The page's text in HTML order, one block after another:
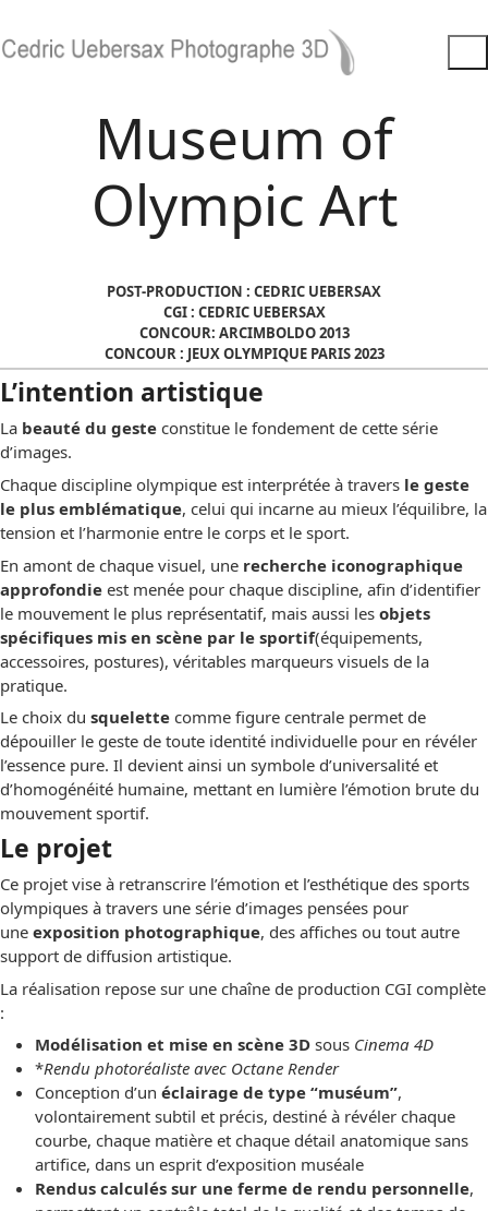
Museum of
Olympic Art
POST-PRODUCTION : CEDRIC UEBERSAX
CGI : CEDRIC UEBERSAX
CONCOUR: ARCIMBOLDO2013
CONCOUR : JEUX OLYMPIQUE PARIS 2023
L’intention artistique
La beauté du geste constitue le fondement de cette série
d’images.
Chaque discipline olympique est interprétée à travers le geste
le plus emblématique, celui qui incarne au mieux l’équilibre, la
tension et l’harmonie entre le corps et le sport.
En amont de chaque visuel, une recherche iconographique
approfondie est menée pour chaque discipline, afin d’identifier
le mouvement le plus représentatif, mais aussi les objets
spécifiques mis en scène par le sportif(équipements,
accessoires, postures), véritables marqueurs visuels de la
pratique.
Le choix du squelette comme figure centrale permet de
dépouiller le geste de toute identité individuelle pour en révéler
l’essence pure. Il devient ainsi un symbole d’universalité et
d’homogénéité humaine, mettant en lumière l’émotion brute du
mouvement sportif.
Le projet
Ce projet vise à retranscrire l’émotion et l’esthétique des sports
olympiques à travers une série d’images pensées pour
une exposition photographique, des affiches ou tout autre
support de diffusion artistique.
La réalisation repose sur une chaîne de production CGI complète
:
Modélisation et mise en scène 3D sous Cinema 4D
*Rendu photoréaliste avec Octane Render
Conception d’un éclairage de type “muséum”,
volontairement subtil et précis, destiné à révéler chaque
courbe, chaque matière et chaque détail anatomique sans
artifice, dans un esprit d’exposition muséale
Rendus calculés sur une ferme de rendu personnelle,